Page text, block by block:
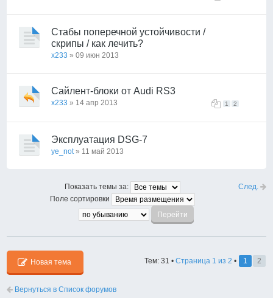
Стабы поперечной устойчивости /
скрипы / как лечить?
x233 » 09 июн 2013
Сайлент-блоки от Audi RS3
1 2
x233 » 14 апр 2013
Эксплуатация DSG-7
ye_not» 11 май 2013
След.
Показать темы за:
Поле сортировки
Новая тема Тем: 31 • Страница 1 из 2 • 1 2
Вернуться в Список форумов